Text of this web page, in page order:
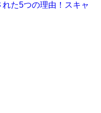
れた5つの理由！スキャ